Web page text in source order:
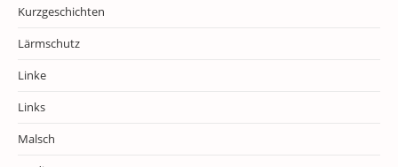
Kurzgeschichten
Lärmschutz
Linke
Links
Malsch